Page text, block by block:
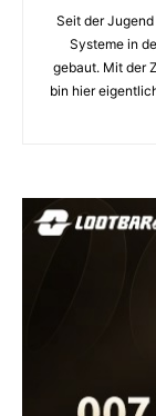
Seit der
Systeme in
gebaut. Mit der
bin hier